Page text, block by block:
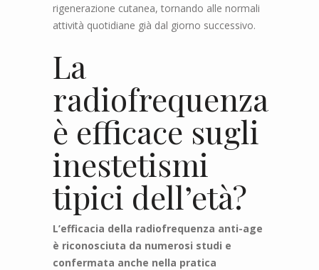
rigenerazione cutanea, tornando alle normali
attività quotidiane già dal giorno successivo.
La
radiofrequenza
è efficace sugli
inestetismi
tipici dell’età?
L’efficacia della radiofrequenza anti-age
è riconosciuta da numerosi studi e
confermata anche nella pratica